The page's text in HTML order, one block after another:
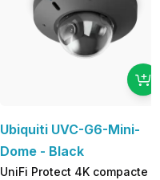
Ubiquiti UVC-G6-Mini-
Dome - Black
UniFi Protect 4K compacte